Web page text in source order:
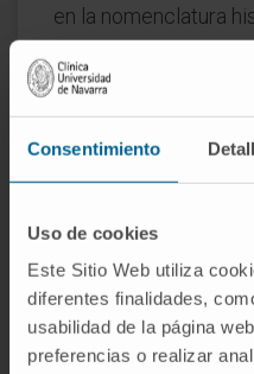
Consentimiento
Uso de cookies
Este Sitio Web utiliza
diferentes finalidades,
usabilidad de la página
preferencias o realizar
en la nomenclatura
¿Por qué el
Porque lo expulsa
prescindir del núcleo
hemoglobina y
de los mamíferos;
conservan el núcleo.
¿Cuánto vive un